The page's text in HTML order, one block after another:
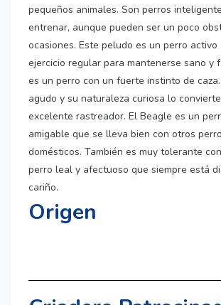
pequeños animales. Son perros
entrenar, aunque pueden ser un poco
ocasiones. Este peludo es un perro activo
ejercicio regular para mantenerse sano y
es un perro con un fuerte instinto de
agudo y su naturaleza curiosa lo
excelente rastreador. El Beagle es un
amigable que se lleva bien con otros
domésticos. También es muy tolerante
perro leal y afectuoso que siempre está
cariño.
Origen